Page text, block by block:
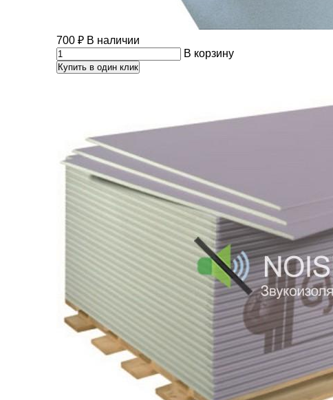
700 ₽ В наличии
В корзину
Купить в один клик